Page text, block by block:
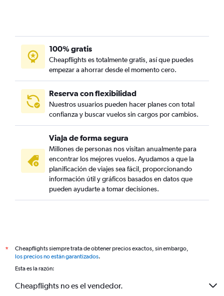
100% gratis
Cheapflights es totalmente gratis, así que puedes
empezar a ahorrar desde el momento cero.
Reserva con flexibilidad
Nuestros usuarios pueden hacer planes con total
confianza y buscar vuelos sin cargos por cambios.
Viaja de forma segura
Millones de personas nos visitan anualmente para
encontrar los mejores vuelos. Ayudamos a que la
planificación de viajes sea fácil, proporcionando
información útil y gráficos basados en datos que
pueden ayudarte a tomar decisiones.
*
Cheapflights siempre trata de obtener precios exactos, sin embargo,
los precios no están garantizados.
Esta es la razón:
Cheapflights no es el vendedor.